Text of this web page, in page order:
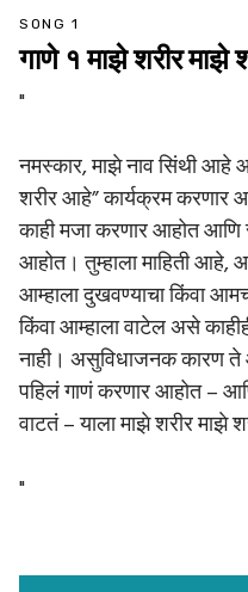
SONG 1
गाणे १ माझे शरीर माझे
"
नमस्कार, माझे नाव सिंथी
शरीर आहे” कार्यक्रम करणार
काही मजा करणार आहोत आणि
आहोत। तुम्हाला माहिती
आम्हाला दुखवण्याचा किंवा
किंवा आम्हाला वाटेल असे
नाही। असुविधाजनक कारण
पहिलं गाणं करणार आहोत –
वाटतं – याला माझे शरीर माझे
"